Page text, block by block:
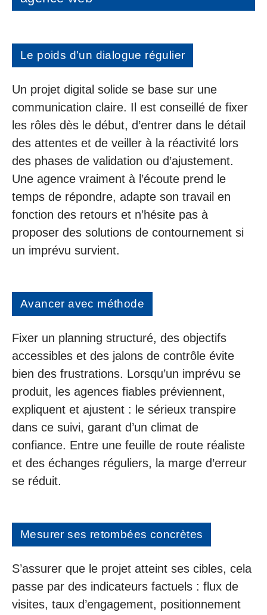
Le poids d’un dialogue régulier
Un projet digital solide se base sur une
communication claire. Il est conseillé de fixer
les rôles dès le début, d’entrer dans le détail
des attentes et de veiller à la réactivité lors
des phases de validation ou d’ajustement.
Une agence vraiment à l’écoute prend le
temps de répondre, adapte son travail en
fonction des retours et n’hésite pas à
proposer des solutions de contournement si
un imprévu survient.
Avancer avec méthode
Fixer un planning structuré, des objectifs
accessibles et des jalons de contrôle évite
bien des frustrations. Lorsqu’un imprévu se
produit, les agences fiables préviennent,
expliquent et ajustent : le sérieux transpire
dans ce suivi, garant d’un climat de
confiance. Entre une feuille de route réaliste
et des échanges réguliers, la marge d’erreur
se réduit.
Mesurer ses retombées concrètes
S’assurer que le projet atteint ses cibles, cela
passe par des indicateurs factuels : flux de
visites, taux d’engagement, positionnement